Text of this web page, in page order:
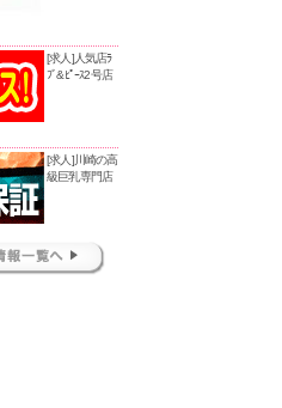
[求人]人気店ﾗ
ﾌﾞ&ﾋﾟｰｽ2号店
[求人]川崎の高
級巨乳専門店